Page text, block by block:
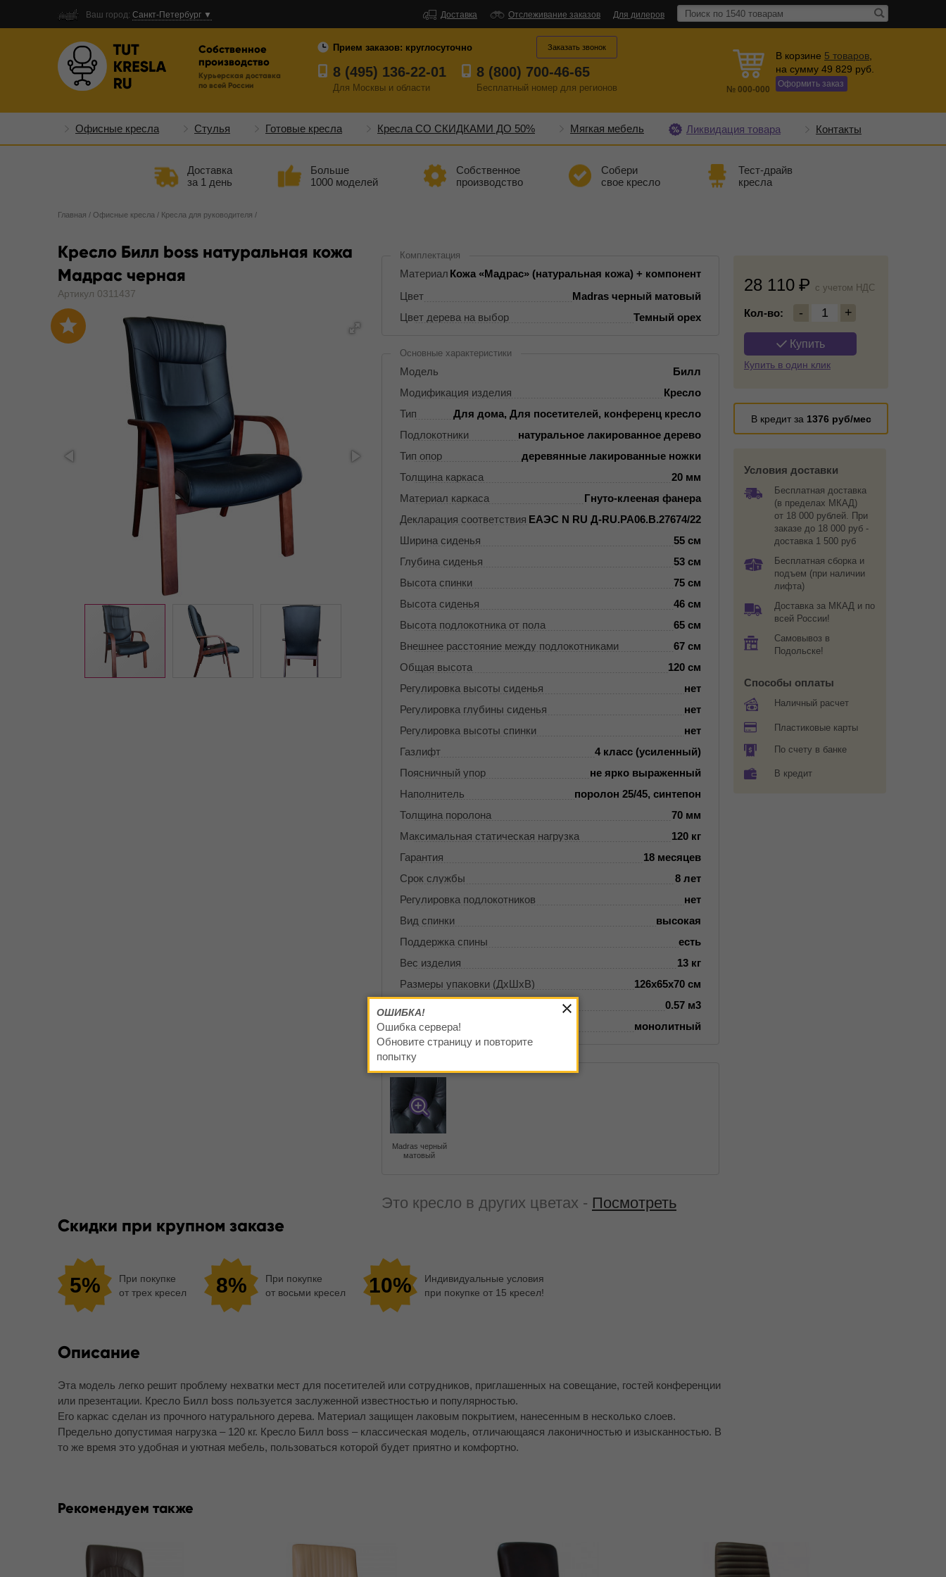
Ваш город: Санкт-Петербург ▼ Доставка Отслеживание заказов Для дилеров
Собственное
производство
Курьерская доставка
по всей России
Прием заказов: круглосуточно
8 (495) 136-22-01
Для Москвы и области
8 (800) 700-46-65
Бесплатный номер для регионов
Заказать звонок
№ 000-000
В корзине 5 товаров
на сумму 49 829 руб.
Оформить заказ
Офисные кресла Стулья Готовые кресла Кресла СО СКИДКАМИ ДО 50% Мягкая мебель Ликвидация товара Контакты
Доставка
за 1 день
Больше
1000 моделей
Собственное
производство
Собери
свое кресло
Тест-драйв
кресла
Главная / Офисные кресла / Кресла для руководителя /
Кресло Билл boss натуральная кожа
Мадрас черная
Артикул 0311437 28 110 c учетом НДС
Кол-во: - 1 +
Купить
Купить в один клик
В кредит за 1376 руб/мес
Условия доставки
Бесплатная доставка
(в пределах МКАД)
от 18 000 рублей. При
заказе до 18 000 руб -
доставка 1 500 руб
Бесплатная сборка и
подъем (при наличии
лифта)
Доставка за МКАД и по
всей России!
Самовывоз в
Подольске!
Способы оплаты
Наличный расчет
Пластиковые карты
По счету в банке
В кредит
Комплектация
Материал Кожа «Мадрас» (натуральная кожа) + компонент
Цвет
Madras черный матовый
Цвет дерева на выбор
Темный орех
Основные характеристики
Модель
Билл
Модификация изделия
Кресло
Тип
Для дома, Для посетителей, конференц кресло
Подлокотники
натуральное лакированное дерево
Тип опор
деревянные лакированные ножки
Толщина каркаса
20 мм
Материал каркаса
Гнуто-клееная фанера
Декларация соответствия ЕАЭС N RU Д-RU.РА06.В.27674/22
Ширина сиденья
55 см
Глубина сиденья
53 см
Высота спинки
75 см
Высота сиденья
46 см
Высота подлокотника от пола
65 см
Внешнее расстояние между подлокотниками
67 см
Общая высота
120 см
Регулировка высоты сиденья
нет
Регулировка глубины сиденья
нет
Регулировка высоты спинки
нет
Газлифт
4 класс (усиленный)
Поясничный упор
не ярко выраженный
Наполнитель
поролон 25/45, синтепон
Толщина поролона
70 мм
Максимальная статическая нагрузка
120 кг
Гарантия
18 месяцев
Срок службы
8 лет
Регулировка подлокотников
нет
Вид спинки
высокая
Поддержка спины
есть
Вес изделия
13 кг
Размеры упаковки (ДxШxВ)
126х65х70 см
0.57 м3
Каркас
монолитный
Материал и цвет
Madras черный
матовый
Это кресло в других цветах - Посмотреть
Скидки при крупном заказе
5%
При покупке
от трех кресел
8%
При покупке
от восьми кресел
10%
Индивидуальные условия
при покупке от 15 кресел!
Описание
Эта модель легко решит проблему нехватки мест для посетителей или сотрудников, приглашенных на совещание, гостей конференции
или презентации. Кресло Билл boss пользуется заслуженной известностью и популярностью.
Его каркас сделан из прочного натурального дерева. Материал защищен лаковым покрытием, нанесенным в несколько слоев.
Предельно допустимая нагрузка – 120 кг. Кресло Билл boss – классическая модель, отличающаяся лаконичностью и изысканностью. В
то же время это удобная и уютная мебель, пользоваться которой будет приятно и комфортно.
Рекомендуем также
ОШИБКА!
Ошибка сервера!
Обновите страницу и повторите
попытку